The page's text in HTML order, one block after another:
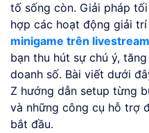
tố sống còn. Giải pháp
hợp các hoạt động giải
minigame trên livestream
bạn thu hút sự chú ý,
doanh số. Bài viết dưới
Z hướng dẫn setup từng
và những công cụ hỗ trợ
bắt đầu.